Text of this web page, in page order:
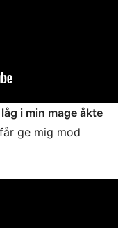
i min mage åkte
ge mig mod